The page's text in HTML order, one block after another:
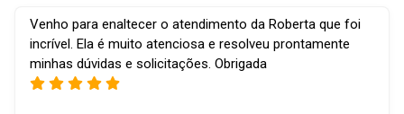
Venho para enaltecer o atendimento da Roberta que foi
incrível. Ela é muito atenciosa e resolveu prontamente
minhas dúvidas e solicitações. Obrigada